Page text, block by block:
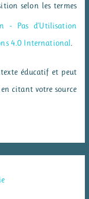
selon les termes
- Pas d’Utilisation
4.0 International
éducatif et peut
citant votre source